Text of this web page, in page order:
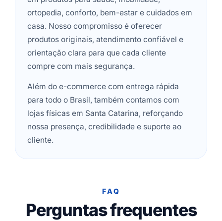
ortopedia, conforto, bem-estar e cuidados em
casa. Nosso compromisso é oferecer
produtos originais, atendimento confiável e
orientação clara para que cada cliente
compre com mais segurança.
Além do e-commerce com entrega rápida
para todo o Brasil, também contamos com
lojas físicas em Santa Catarina, reforçando
nossa presença, credibilidade e suporte ao
cliente.
FAQ
Perguntas frequentes